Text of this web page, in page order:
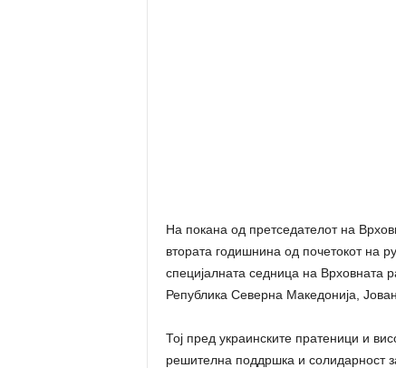
На покана од претседателот на
втората годишнина од почетокот на
специјалната седница на Врховната
Република Северна Македонија,
Тој пред украинските пратеници и
решителна поддршка и солидарност